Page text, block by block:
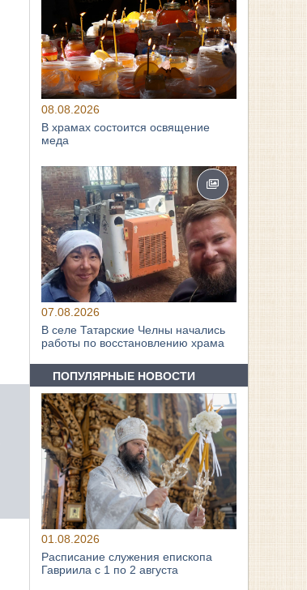
08.08.2026
В храмах состоится освящение
меда
07.08.2026
В селе Татарские Челны начались
работы по восстановлению храма
ПОПУЛЯРНЫЕ НОВОСТИ
01.08.2026
Расписание служения епископа
Гавриила с 1 по 2 августа